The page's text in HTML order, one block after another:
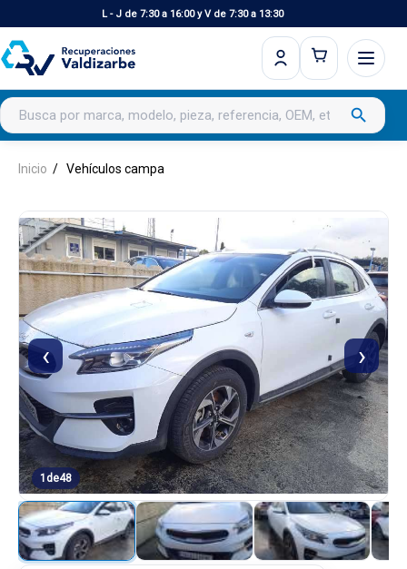
L - J de 7:30 a 16:00 y V de 7:30 a 13:30
Buscar productos search
Inicio Vehículos campa
‹ ›
1 de48